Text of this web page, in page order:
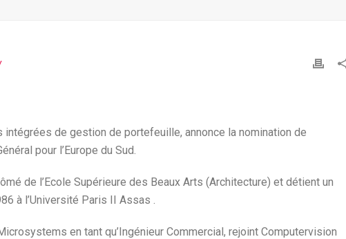
de gestion de portefeuille, annonce la nomination de
pour l’Europe du Sud.
de l’Ecole Supérieure des Beaux Arts (Architecture) et détient un
à l’Université Paris II Assas .
en tant qu’Ingénieur Commercial, rejoint Computervision